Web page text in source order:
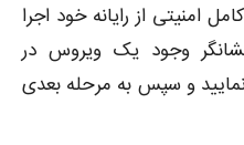
امنیتی از رایانه خود اجرا
وجود یک ویروس در
و سپس به مرحله بعدی